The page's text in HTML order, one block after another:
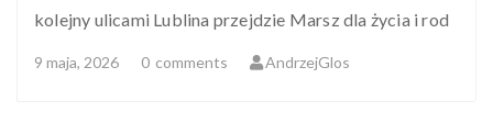
kolejny ulicami Lublina przejdzie Marsz dla życia i rod
9 maja, 2026 0 comments AndrzejGlos